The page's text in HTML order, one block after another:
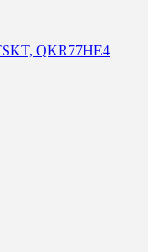
QKR77HE4